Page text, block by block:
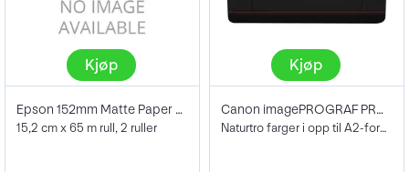
Kjøp
Epson 152mm Matte Paper SurelabD700/800
15,2 cm x 65 m rull, 2 ruller
Kjøp
Canon imagePROGRAF PRO-1100
Naturtro farger i opp til A2-format